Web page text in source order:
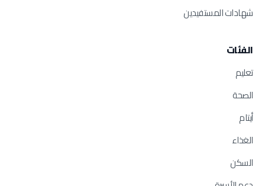
شهادات المستفيدين
الفئات
تعليم
الصحة
أيتام
الغذاء
السكن